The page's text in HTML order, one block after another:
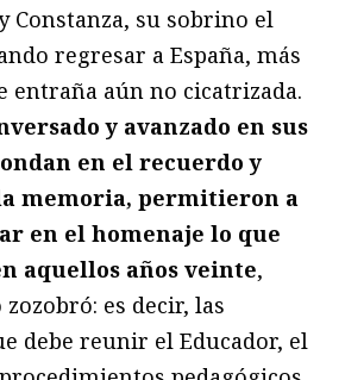
Constanza, su sobrino el
regresar a España, más
entraña aún no cicatrizada.
y avanzado en sus
en el recuerdo y
memoria, permitieron a
en el homenaje lo que
aquellos años veinte,
es decir, las
debe reunir el Educador, el